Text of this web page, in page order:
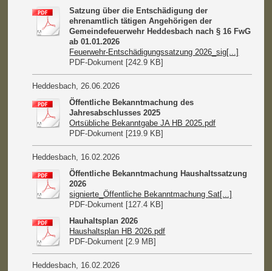
Satzung über die Entschädigung der
ehrenamtlich tätigen Angehörigen der
Gemeindefeuerwehr Heddesbach nach § 16 FwG
ab 01.01.2026
Feuerwehr-Entschädigungssatzung 2026_sig[...]
PDF-Dokument [242.9 KB]
Heddesbach, 26.06.2026
Öffentliche Bekanntmachung des
Jahresabschlusses 2025
Ortsübliche Bekanntgabe JA HB 2025.pdf
PDF-Dokument [219.9 KB]
Heddesbach, 16.02.2026
Öffentliche Bekanntmachung Haushaltssatzung
2026
signierte_Öffentliche Bekanntmachung Sat[...]
PDF-Dokument [127.4 KB]
Hauhaltsplan 2026
Haushaltsplan HB 2026.pdf
PDF-Dokument [2.9 MB]
Heddesbach, 16.02.2026